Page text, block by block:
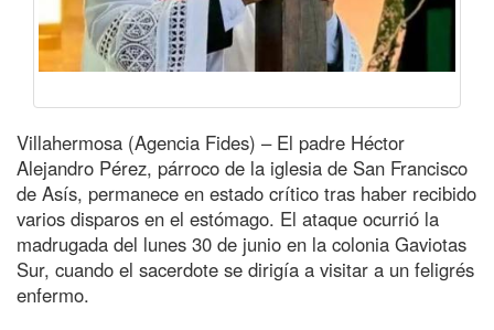
Villahermosa (Agencia Fides) – El padre Héctor
Alejandro Pérez, párroco de la iglesia de San Francisco
de Asís, permanece en estado crítico tras haber recibido
varios disparos en el estómago. El ataque ocurrió la
madrugada del lunes 30 de junio en la colonia Gaviotas
Sur, cuando el sacerdote se dirigía a visitar a un feligrés
enfermo.